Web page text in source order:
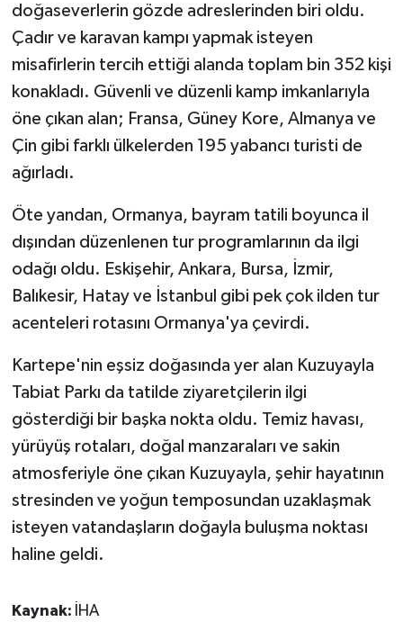
doğaseverlerin gözde adreslerinden biri oldu.
Çadır ve karavan kampı yapmak isteyen
misafirlerin tercih ettiği alanda toplam bin 352 kişi
konakladı. Güvenli ve düzenli kamp imkanlarıyla
öne çıkan alan; Fransa, Güney Kore, Almanya ve
Çin gibi farklı ülkelerden 195 yabancı turisti de
ağırladı.
Öte yandan, Ormanya, bayram tatili boyunca il
dışından düzenlenen tur programlarının da ilgi
odağı oldu. Eskişehir, Ankara, Bursa, İzmir,
Balıkesir, Hatay ve İstanbul gibi pek çok ilden tur
acenteleri rotasını Ormanya'ya çevirdi.
Kartepe'nin eşsiz doğasında yer alan Kuzuyayla
Tabiat Parkı da tatilde ziyaretçilerin ilgi
gösterdiği bir başka nokta oldu. Temiz havası,
yürüyüş rotaları, doğal manzaraları ve sakin
atmosferiyle öne çıkan Kuzuyayla, şehir hayatının
stresinden ve yoğun temposundan uzaklaşmak
isteyen vatandaşların doğayla buluşma noktası
haline geldi.
Kaynak: İHA